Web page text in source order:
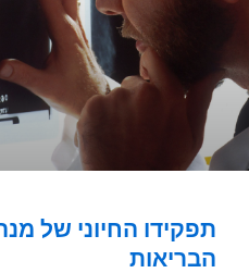
תפקידו החיוני של
הבריאות